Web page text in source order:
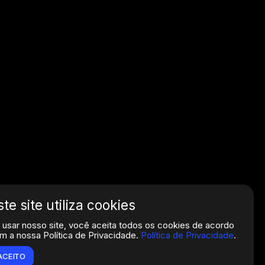
site utiliza cookies
usar nosso site, você aceita todos os cookies de acordo
a nossa Política de Privacidade. Política de Privacidade.